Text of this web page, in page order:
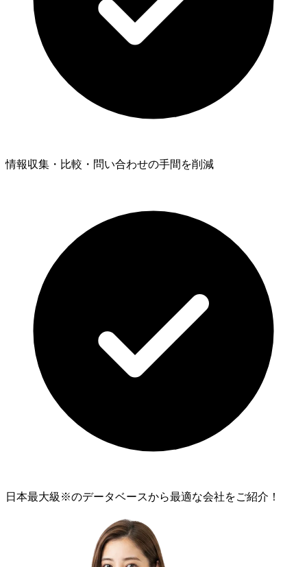
情報収集・比較・問い合わせの手間を削減
日本最大級 ※のデータベースから最適な会社をご紹介！